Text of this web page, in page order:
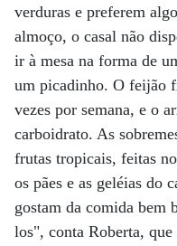
verduras e preferem
almoço, o casal não
ir à mesa na forma de
um picadinho. O feijão
vezes por semana, e o
carboidrato. As
frutas tropicais, feitas
os pães e as geléias do
gostam da comida bem
los", conta Roberta, que